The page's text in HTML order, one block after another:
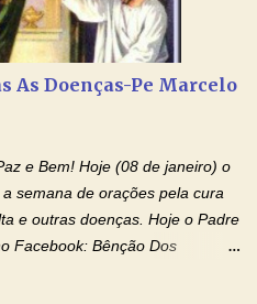
eu sou estudante, e por sinal,
eu estar aqui, conversando com
inteligência e pela possibilidade
sabe, a vida de estudante nem
aprender exige uma série de
As Doenças-Pe Marcelo
e Bem! Hoje (08 de janeiro) o
semana de orações pela cura
e outras doenças. Hoje o Padre
Facebook: Bênção Dos